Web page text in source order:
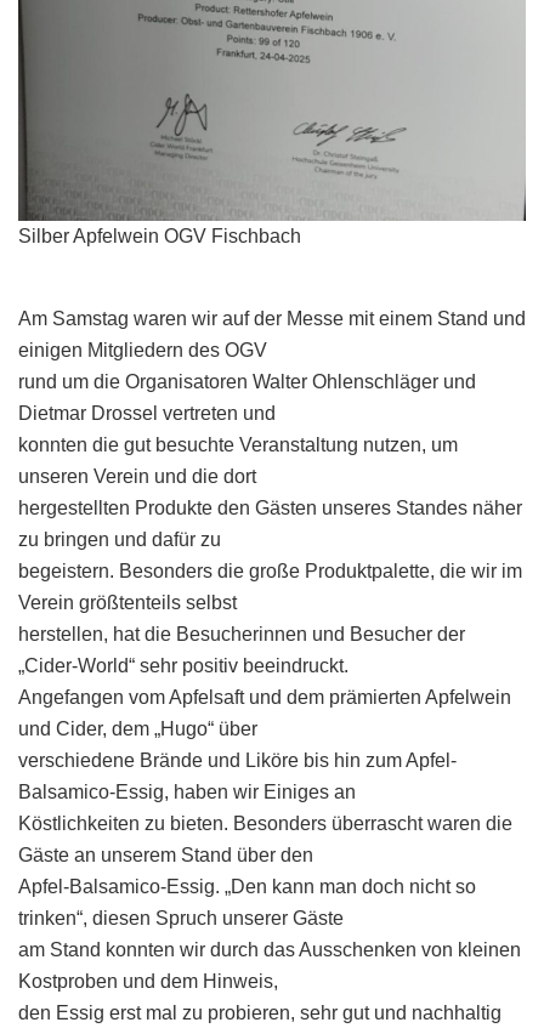
Silber Apfelwein OGV Fischbach
Am Samstag waren wir auf der Messe mit einem Stand und
einigen Mitgliedern des OGV
rund um die Organisatoren Walter Ohlenschläger und
Dietmar Drossel vertreten und
konnten die gut besuchte Veranstaltung nutzen, um
unseren Verein und die dort
hergestellten Produkte den Gästen unseres Standes näher
zu bringen und dafür zu
begeistern. Besonders die große Produktpalette, die wir im
Verein größtenteils selbst
herstellen, hat die Besucherinnen und Besucher der
„Cider-World“ sehr positiv beeindruckt.
Angefangen vom Apfelsaft und dem prämierten Apfelwein
und Cider, dem „Hugo“ über
verschiedene Brände und Liköre bis hin zum Apfel-
Balsamico-Essig, haben wir Einiges an
Köstlichkeiten zu bieten. Besonders überrascht waren die
Gäste an unserem Stand über den
Apfel-Balsamico-Essig. „Den kann man doch nicht so
trinken“, diesen Spruch unserer Gäste
am Stand konnten wir durch das Ausschenken von kleinen
Kostproben und dem Hinweis,
den Essig erst mal zu probieren, sehr gut und nachhaltig